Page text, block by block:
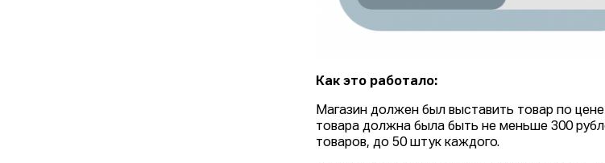
Как это работало:
Магазин должен был выставить товар по
товара должна была быть не меньше 300
товаров, до 50 штук каждого.